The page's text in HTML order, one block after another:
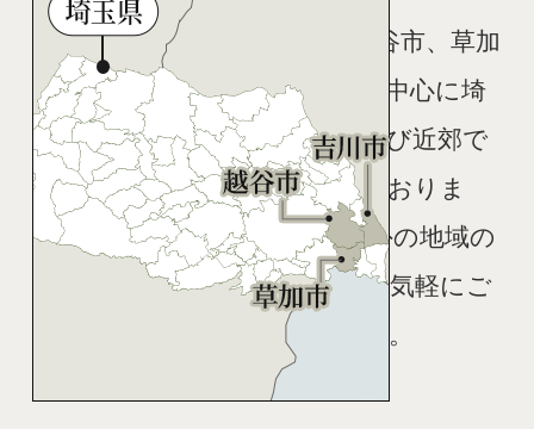
SAIYU+は越谷市、草加
市、吉川市を中心に埼
玉県全域および近郊で
施工を承っておりま
す。
それ以外の地域の
方もまずはお気軽にご
相談ください。